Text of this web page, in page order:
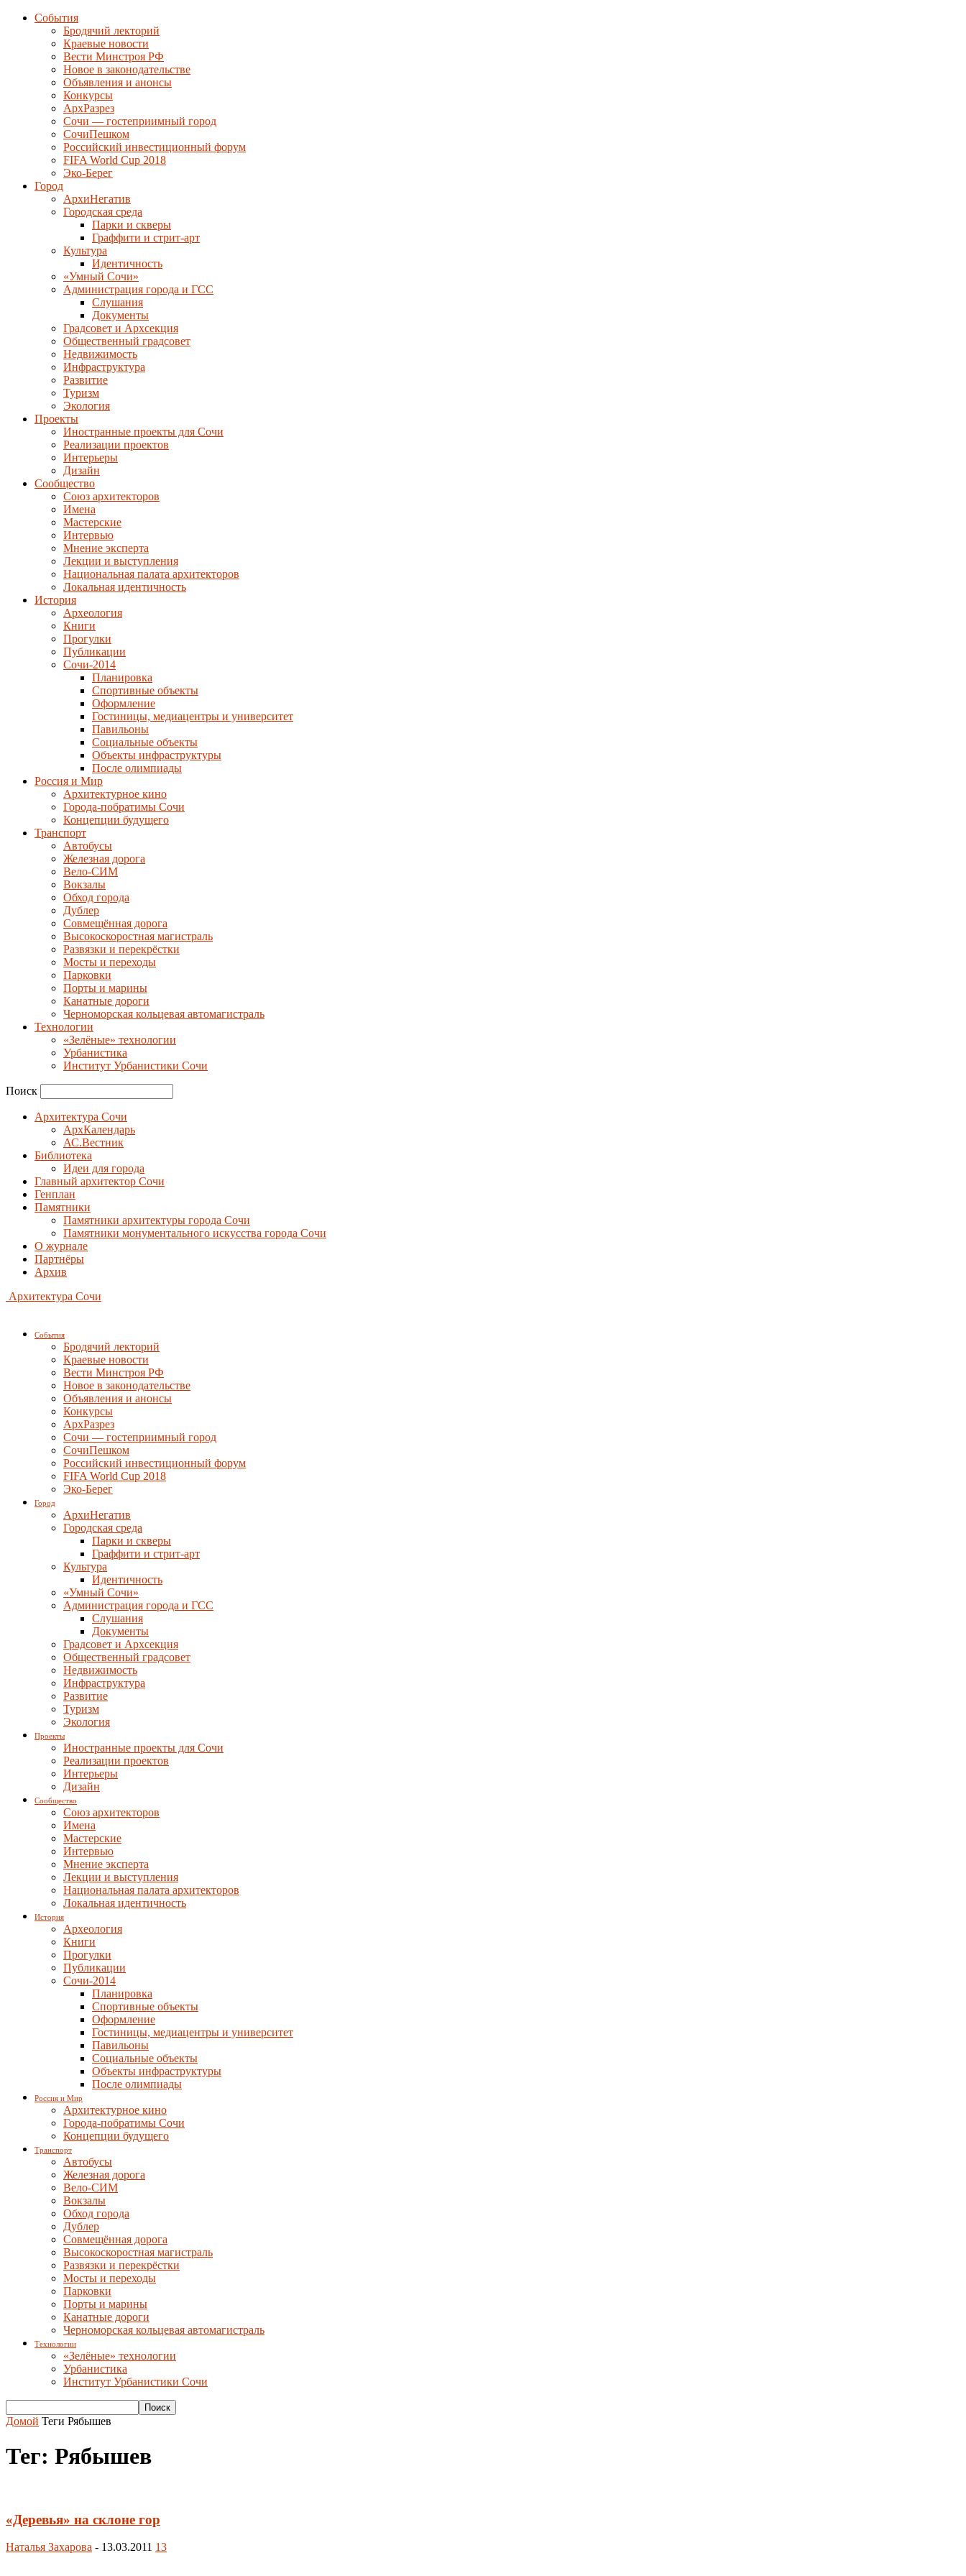
События
Бродячий лекторий
Краевые новости
Вести Минстроя РФ
Новое в законодательстве
Объявления и анонсы
Конкурсы
АрхРазрез
Сочи — гостеприимный город
СочиПешком
Российский инвестиционный форум
FIFA World Cup 2018
Эко-Берег
Город
АрхиНегатив
Городская среда
Парки и скверы
Граффити и стрит-арт
Культура
Идентичность
«Умный Сочи»
Администрация города и ГСС
Слушания
Документы
Градсовет и Архсекция
Общественный градсовет
Недвижимость
Инфраструктура
Развитие
Туризм
Экология
Проекты
Иностранные проекты для Сочи
Реализации проектов
Интерьеры
Дизайн
Сообщество
Союз архитекторов
Имена
Мастерские
Интервью
Мнение эксперта
Лекции и выступления
Национальная палата архитекторов
Локальная идентичность
История
Археология
Книги
Прогулки
Публикации
Сочи-2014
Планировка
Спортивные объекты
Оформление
Гостиницы, медиацентры и университет
Павильоны
Социальные объекты
Объекты инфраструктуры
После олимпиады
Россия и Мир
Архитектурное кино
Города-побратимы Сочи
Концепции будущего
Транспорт
Автобусы
Железная дорога
Вело-СИМ
Вокзалы
Обход города
Дублер
Совмещённая дорога
Высокоскоростная магистраль
Развязки и перекрёстки
Мосты и переходы
Парковки
Порты и марины
Канатные дороги
Черноморская кольцевая автомагистраль
Технологии
«Зелёные» технологии
Урбанистика
Институт Урбанистики Сочи
Поиск
Архитектура Сочи
АрхКалендарь
АС.Вестник
Библиотека
Идеи для города
Главный архитектор Сочи
Генплан
Памятники
Памятники архитектуры города Сочи
Памятники монументального искусства города Сочи
О журнале
Партнёры
Архив
Архитектура Сочи
События
Бродячий лекторий
Краевые новости
Вести Минстроя РФ
Новое в законодательстве
Объявления и анонсы
Конкурсы
АрхРазрез
Сочи — гостеприимный город
СочиПешком
Российский инвестиционный форум
FIFA World Cup 2018
Эко-Берег
Город
АрхиНегатив
Городская среда
Парки и скверы
Граффити и стрит-арт
Культура
Идентичность
«Умный Сочи»
Администрация города и ГСС
Слушания
Документы
Градсовет и Архсекция
Общественный градсовет
Недвижимость
Инфраструктура
Развитие
Туризм
Экология
Проекты
Иностранные проекты для Сочи
Реализации проектов
Интерьеры
Дизайн
Сообщество
Союз архитекторов
Имена
Мастерские
Интервью
Мнение эксперта
Лекции и выступления
Национальная палата архитекторов
Локальная идентичность
История
Археология
Книги
Прогулки
Публикации
Сочи-2014
Планировка
Спортивные объекты
Оформление
Гостиницы, медиацентры и университет
Павильоны
Социальные объекты
Объекты инфраструктуры
После олимпиады
Россия и Мир
Архитектурное кино
Города-побратимы Сочи
Концепции будущего
Транспорт
Автобусы
Железная дорога
Вело-СИМ
Вокзалы
Обход города
Дублер
Совмещённая дорога
Высокоскоростная магистраль
Развязки и перекрёстки
Мосты и переходы
Парковки
Порты и марины
Канатные дороги
Черноморская кольцевая автомагистраль
Технологии
«Зелёные» технологии
Урбанистика
Институт Урбанистики Сочи
Домой Теги Рябышев
Тег: Рябышев
«Деревья» на склоне гор
Наталья Захарова - 13.03.2011 13